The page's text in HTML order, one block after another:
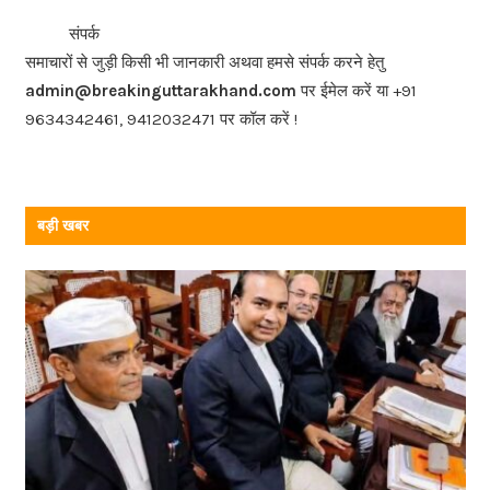
b
o
o
k
संपर्क
समाचारों से जुड़ी किसी भी जानकारी अथवा हमसे संपर्क करने हेतु
admin@breakinguttarakhand.com पर ईमेल करें या +91
9634342461, 9412032471 पर कॉल करें !
बड़ी खबर